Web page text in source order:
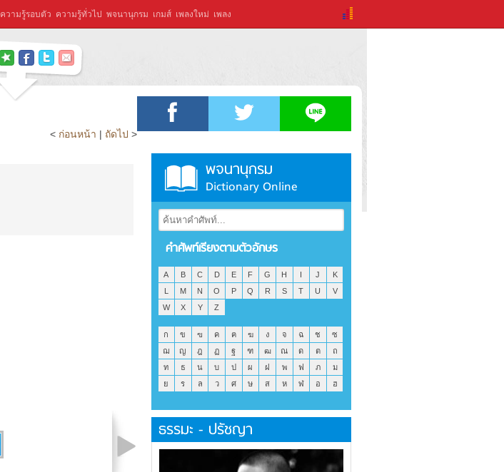
ความรู้รอบตัว ความรู้ทั่วไป พจนานุกรม เกมส์ เพลงใหม่ เพลง
< ก่อนหน้า | ถัดไป >
พจนานุกรม
Dictionary Online
คำศัพท์เรียงตามตัวอักษร
A B C D E F G H I J
K
L
M N O P Q R S T U
V
W
X Y Z
ก ข ฃ ค ฅ ฆ ง จ ฉ ช
ซ
ฌ
ญ ฎ ฏ ฐ ฑ ฒ ณ ด ต
ถ
ท
ธ น บ ป ผ ฝ พ ฟ ภ
ม
ย
ร ล ว ศ ษ ส ห ฬ อ ฮ
ธรรมะ - ปรัชญา